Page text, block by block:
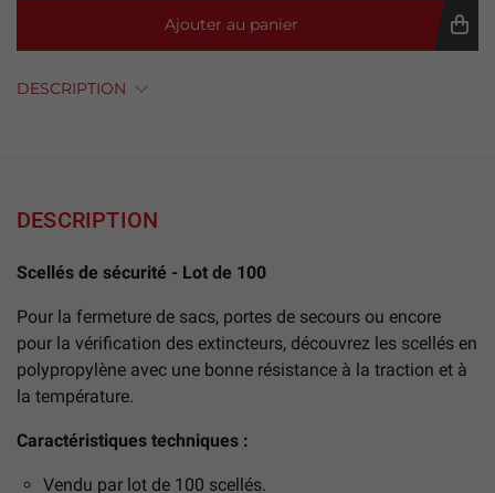
Ajouter au panier
DESCRIPTION
DESCRIPTION
Scellés de sécurité - Lot de 100
Pour la fermeture de sacs, portes de secours ou encore
pour la vérification des extincteurs, découvrez les scellés en
polypropylène avec une bonne résistance à la traction et à
la température.
Caractéristiques techniques :
Vendu par lot de 100 scellés.